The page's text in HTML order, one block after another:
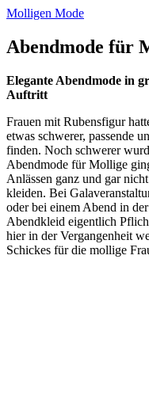
Molligen Mode
Abendmode für
Elegante Abendmode in
Auftritt
Frauen mit Rubensfigur
etwas schwerer, passende
finden. Noch schwerer
Abendmode für Mollige
Anlässen ganz und gar
kleiden. Bei
oder bei einem Abend in
Abendkleid eigentlich
hier in der Vergangenheit
Schickes für die mollige